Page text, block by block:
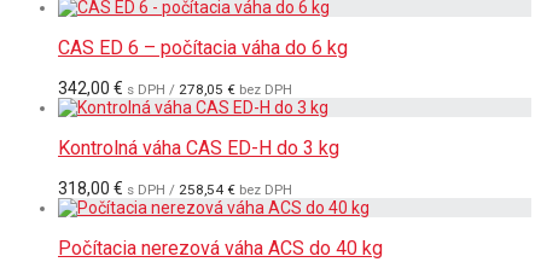
CAS ED 6 – počítacia váha do 6 kg
342,00 € s DPH / 278,05 € bez DPH
Kontrolná váha CAS ED-H do 3 kg
318,00 € s DPH / 258,54 € bez DPH
Počítacia nerezová váha ACS do 40 kg